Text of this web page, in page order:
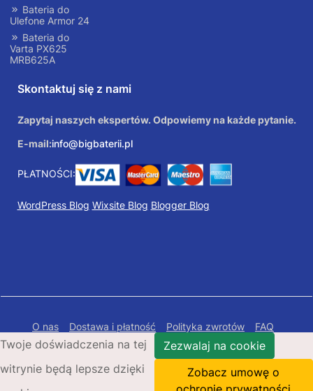
Bateria do
Ulefone Armor 24
Bateria do
Varta PX625
MRB625A
Skontaktuj się z nami
Zapytaj naszych ekspertów. Odpowiemy na każde pytanie.
E-mail:info@bigbaterii.pl
PŁATNOŚCI:
WordPress Blog Wixsite Blog Blogger Blog
O nas Dostawa i płatność Polityka zwrotów
FAQ
Polityka prywatności
Mapa Strony
Copyright © 2026 Bigbaterii.pl. Wszelkie prawa
zastrzeżone.
Twoje doświadczenia na tej
witrynie będą lepsze dzięki
Zezwalaj na cookie
Zobacz umowę o